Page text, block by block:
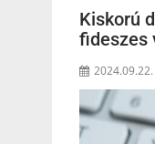
Kiskorú
fideszes
2024.09.22.